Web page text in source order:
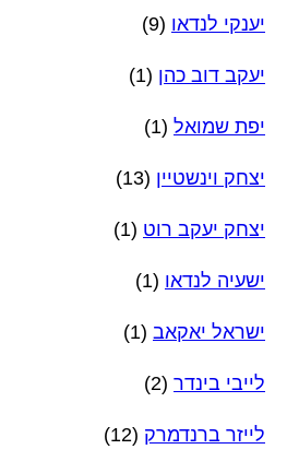
יענקי לנדאו (9)
יעקב דוב כהן (1)
יפת שמואל (1)
יצחק וינשטיין (13)
יצחק יעקב רוט (1)
ישעיה לנדאו (1)
ישראל יאקאב (1)
לייבי בינדר (2)
לייזר ברנדמרק (12)